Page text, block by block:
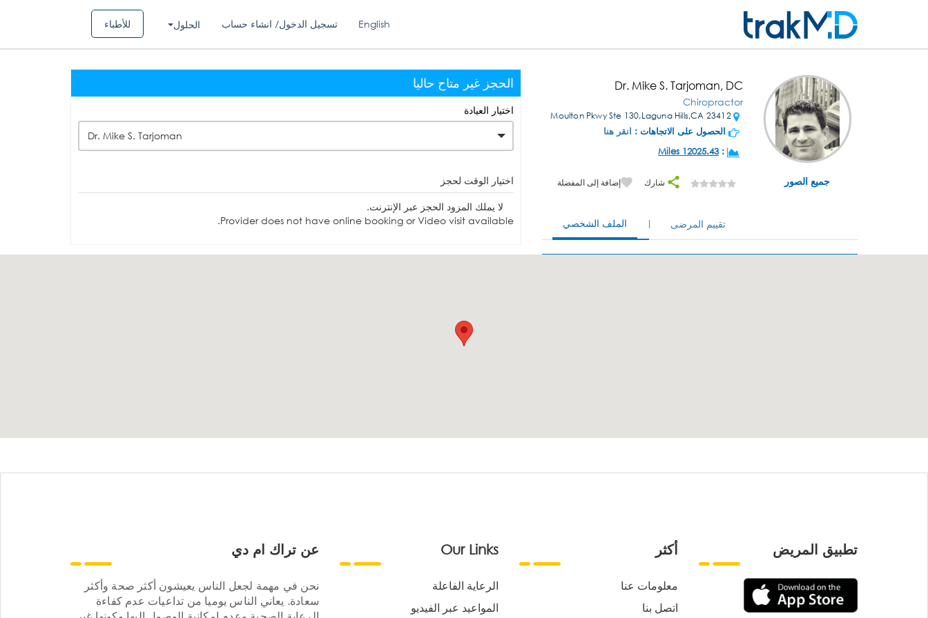
للأطباء الحلول تسجيل الدخول/ انشاء حساب English
جميع الصور
Dr. Mike S. Tarjoman, DC
Chiropractor
23412 Moulton Pkwy Ste 130,Laguna Hills,CA
الحصول على الاتجاهات : انقر هنا
:
12025.43 Miles
شارك إضافة إلى المفضلة
الملف الشخصي تقييم المرضى
الحجز غير متاح حاليا
اختيار العيادة
Dr. Mike S. Tarjoman
اختيار الوقت لحجز
لا يملك المزود الحجز عبر الإنترنت.
Provider does not have online booking or Video visit available.
عن تراك ام دي
نحن في مهمة لجعل الناس يعيشون أكثر صحة وأكثر
سعادة. يعاني الناس يوميا من تداعيات عدم كفاءة
Our Links
الرعاية الفاعلة
المواعيد عبر الفيديو
أكثر
معلومات عنا
اتصل بنا
تطبيق المريض